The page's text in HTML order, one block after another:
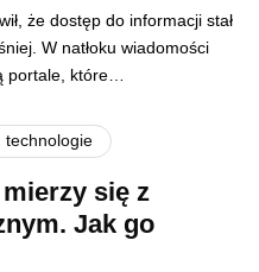
że dostęp do informacji stał
W natłoku wiadomości
portale, które…
technologie
się z
Jak go